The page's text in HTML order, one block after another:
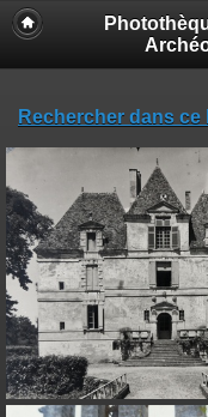
Rechercher dans ce